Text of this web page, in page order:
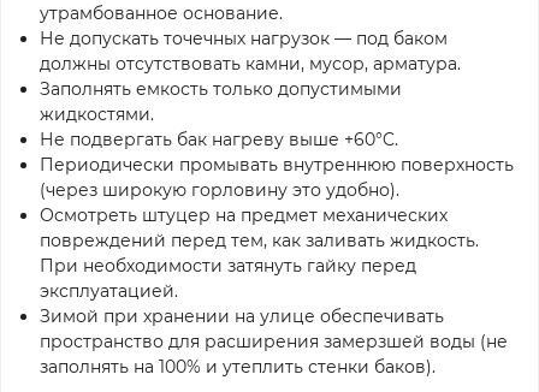
утрамбованное основание.
Не допускать точечных нагрузок — под баком
должны отсутствовать камни, мусор, арматура.
Заполнять емкость только допустимыми
жидкостями.
Не подвергать бак нагреву выше +60°C.
Периодически промывать внутреннюю поверхность
(через широкую горловину это удобно).
Осмотреть штуцер на предмет механических
повреждений перед тем, как заливать жидкость.
При необходимости затянуть гайку перед
эксплуатацией.
Зимой при хранении на улице обеспечивать
пространство для расширения замерзшей воды (не
заполнять на 100% и утеплить стенки баков).